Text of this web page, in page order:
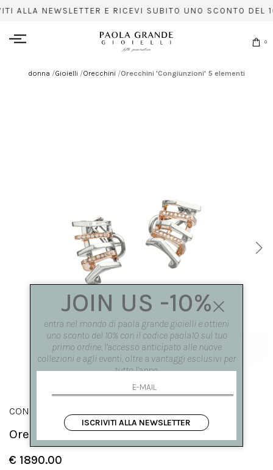
ALLA NEWSLETTER E RICEVI SUBITO UNO SCONTO
0
donna /Gioielli /Orecchini /Orecchini 'Congiunzioni' 5 elementi
CONGIUNZIONI
Orecchini 'Congiunzioni' 5 elementi
€ 1890.00
JOIN US -10%
entra nel mondo di paola grande gioielli e ottieni
uno sconto del 10% con il codice paola10 sul tuo
primo ordine, l'accesso anticipato alle nuove
collezioni e agli eventi, oltre a vantaggi esclusivi per
tutto l'anno.
ISCRIVITI ALLA NEWSLETTER